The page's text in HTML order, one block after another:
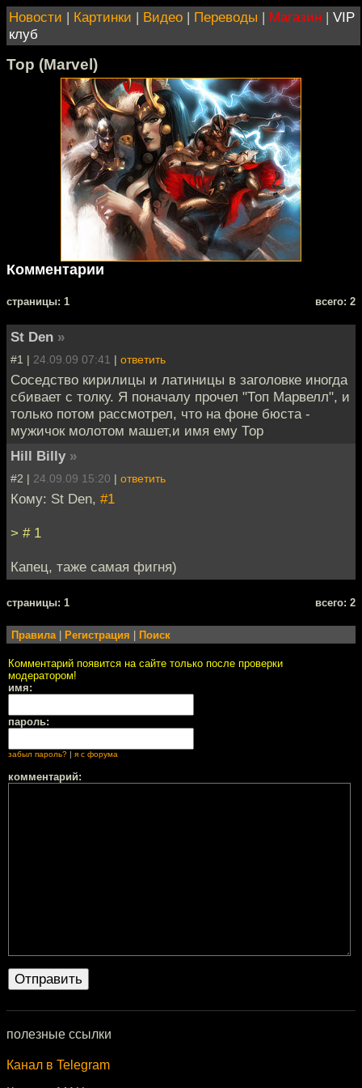
Новости | Картинки | Видео | Переводы | Магазин | VIP
клуб
Тор (Marvel)
Комментарии
cтраницы: 1 всего: 2
St Den »
#1 | 24.09.09 07:41 | ответить
Соседство кирилицы и латиницы в заголовке иногда
сбивает с толку. Я поначалу прочел "Топ Марвелл", и
только потом рассмотрел, что на фоне бюста -
мужичок молотом машет,и имя ему Тор
Hill Billy »
#2 | 24.09.09 15:20 | ответить
Кому: St Den, #1
> # 1
Капец, таже самая фигня)
cтраницы: 1 всего: 2
Правила Регистрация Поиск
Комментарий появится на сайте только после проверки
модератором!
имя:
пароль:
забыл пароль? | я с форума
комментарий:
полезные ссылки
Канал в Telegram